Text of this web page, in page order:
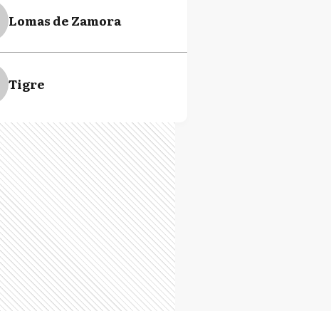
Lomas de Zamora
Tigre